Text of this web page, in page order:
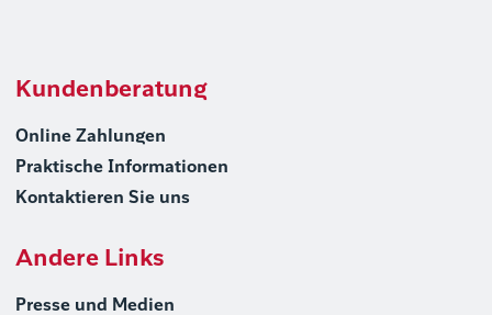
Kundenberatung
Online Zahlungen
Praktische Informationen
Kontaktieren Sie uns
Andere Links
Presse und Medien